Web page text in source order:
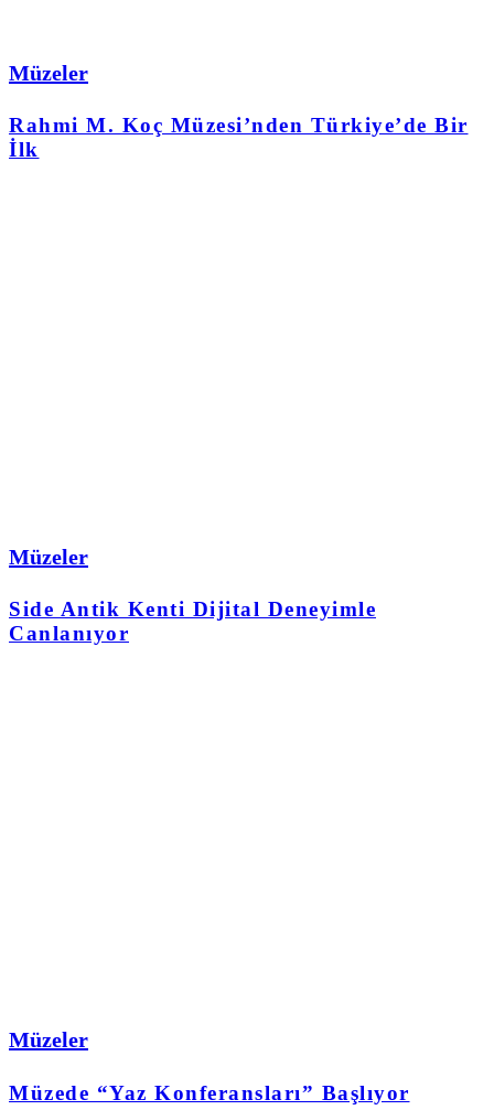
Müzeler
Rahmi M. Koç Müzesi’nden Türkiye’de Bir
İlk
Müzeler
Side Antik Kenti Dijital Deneyimle
Canlanıyor
Müzeler
Müzede “Yaz Konferansları” Başlıyor